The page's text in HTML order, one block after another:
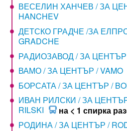
ВЕСЕЛИН ХАНЧЕВ / ЗА
HANCHEV
ДЕТСКО ГРАДЧЕ /ЗА
GRADCHE
РАДИОЗАВОД / ЗА ЦЕНТЪР /
ВАМО / ЗА ЦЕНТЪР / VAMO
БОРСАТА / ЗА ЦЕНТЪР /
ИВАН РИЛСКИ / ЗА ЦЕНТЪР
RILSKI
на < 1 спирка
РОДИНА / ЗА ЦЕНТЪР /